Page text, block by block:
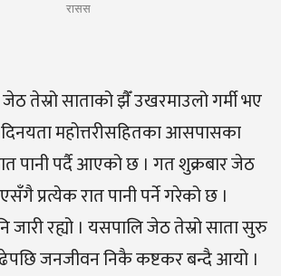
रासस
तेस्रो साताको झैँ उखरमाउलो गर्मी भए
महोत्तरीसहितका आसपासका
पानी पर्दै आएको छ । गत शुक्रबार जेठ
प्रत्येक रात पानी पर्ने गरेको छ ।
जारी रह्यो । यसपालि जेठ तेस्रो साता सुरु
जनजीवन निकै कष्टकर बन्दै आयो ।